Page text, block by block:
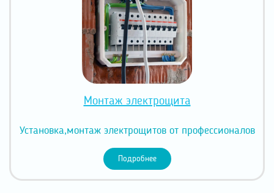
Монтаж электрощита
Установка,монтаж электрощитов от профессионалов
Подробнее